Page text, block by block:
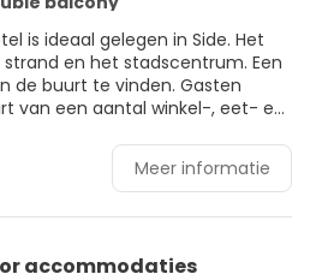
is ideaal gelegen in Side. Het
en het stadscentrum. Een
de buurt te vinden. Gasten
van een aantal winkel-, eet- en
Dit prachtige strandhotel zal
zijn uitstekend ontworpen
in een ontspannen omgeving.
van heerlijke gerechten in de
zijn met de vele faciliteiten en
Meer informatie
accommodaties